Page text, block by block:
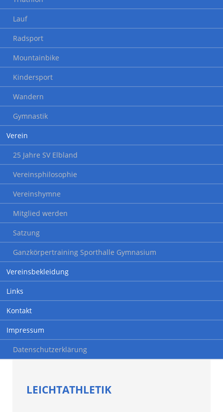
Lauf
Radsport
Mountainbike
Kindersport
Wandern
Gymnastik
Verein
25 Jahre SV Elbland
Vereinsphilosophie
Vereinshymne
Mitglied werden
Satzung
Ganzkörpertraining Sporthalle Gymnasium
Vereinsbekleidung
Links
Kontakt
Impressum
Datenschutzerklärung
LEICHTATHLETIK